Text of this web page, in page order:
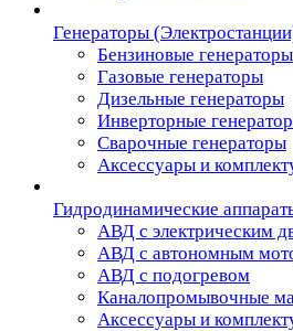
Генераторы
Бензиновые генераторы
Газовые генераторы
Дизельные генераторы
Инверторные
Сварочные генераторы
Аксессуары и
Гидродинамические
АВД с электрическим
АВД с автономным
АВД с подогревом
Каналопромывочные
Аксессуары и